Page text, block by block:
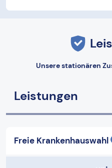
Unsere stationären
Leistungen
Freie Krankenhauswahl